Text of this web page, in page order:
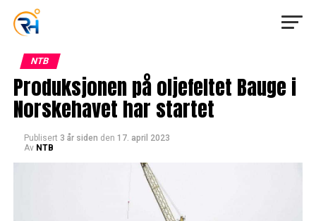
NTB
Produksjonen på oljefeltet Bauge i
Norskehavet har startet
Publisert 3 år siden den 17. april 2023
Av NTB